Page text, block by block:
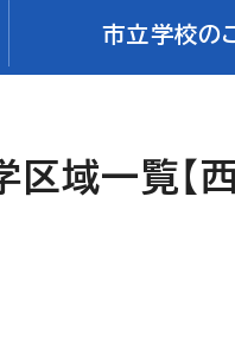
市立学校の
区域一覧【